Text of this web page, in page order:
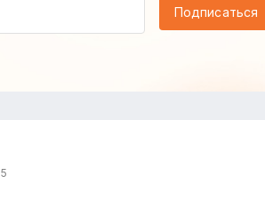
Подписаться